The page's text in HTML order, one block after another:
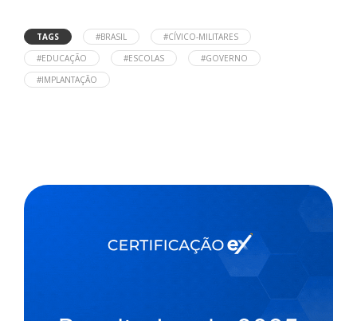
TAGS #BRASIL
#CÍVICO-MILITARES
#EDUCAÇÃO
#ESCOLAS
#GOVERNO
#IMPLANTAÇÃO